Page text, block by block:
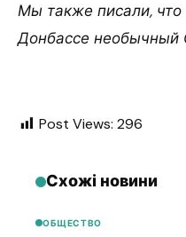
Мы также писали, что
Донбассе необычный
Post Views: 296
Схожі новини
ОБЩЕСТВО